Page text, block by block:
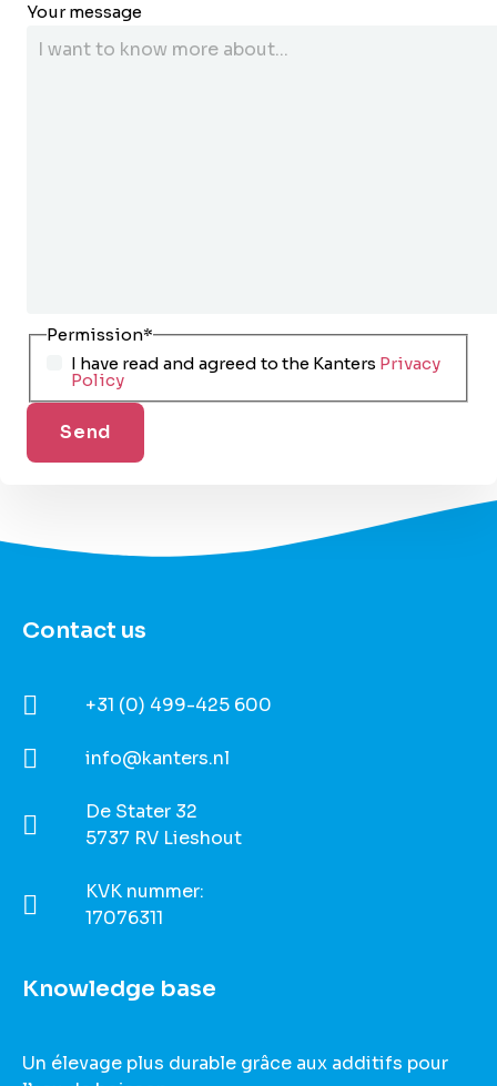
Your message
Permission*
I have read and agreed to the Kanters Privacy
Policy
Contact us
+31 (0) 499-425 600
info@kanters.nl
De Stater 32
5737 RV Lieshout
KVK nummer:
17076311
Knowledge base
Un élevage plus durable grâce aux additifs pour